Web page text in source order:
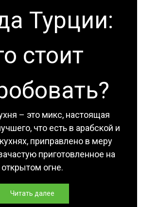
Турции:
стоит
– это микс, настоящая
что есть в арабской и
приправлено в меру
приготовленное на
открытом огне.
Читать далее